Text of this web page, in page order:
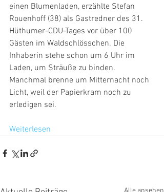
einen Blumenladen, erzählte Stefan
Rouenhoff (38) als Gastredner des 31.
Hüthumer-CDU-Tages vor über 100
Gästen im Waldschlösschen. Die
Inhaberin stehe schon um 6 Uhr im
Laden, um Sträuße zu binden.
Manchmal brenne um Mitternacht noch
Licht, weil der Papierkram noch zu
erledigen sei.
Weiterlesen